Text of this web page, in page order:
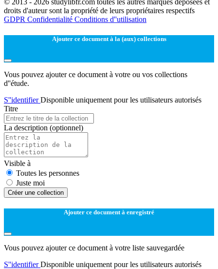
© 2013 - 2026 studylibfr.com toutes les autres marques déposées et
droits d'auteur sont la propriété de leurs propriétaires respectifs
GDPR Confidentialité Conditions d''utilisation
Ajouter ce document à la (aux) collections
Vous pouvez ajouter ce document à votre ou vos collections
d''étude.
S''identifierDisponible uniquement pour les utilisateurs autorisés
Titre
La description (optionnel)
Visible à
Toutes les personnes
Juste moi
Créer une collection
Ajouter ce document à enregistré
Vous pouvez ajouter ce document à votre liste sauvegardée
S''identifierDisponible uniquement pour les utilisateurs autorisés